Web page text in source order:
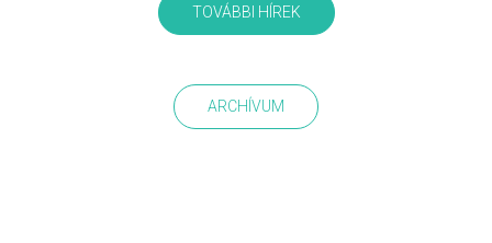
TOVÁBBI HÍREK
ARCHÍVUM